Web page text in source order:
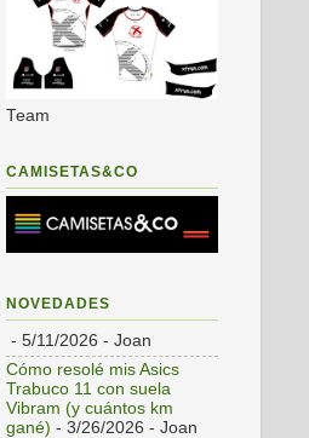
Team
CAMISETAS&CO
NOVEDADES
- 5/11/2026 - Joan
Cómo resolé mis Asics
Trabuco 11 con suela
Vibram (y cuántos km
gané) - 3/26/2026 - Joan